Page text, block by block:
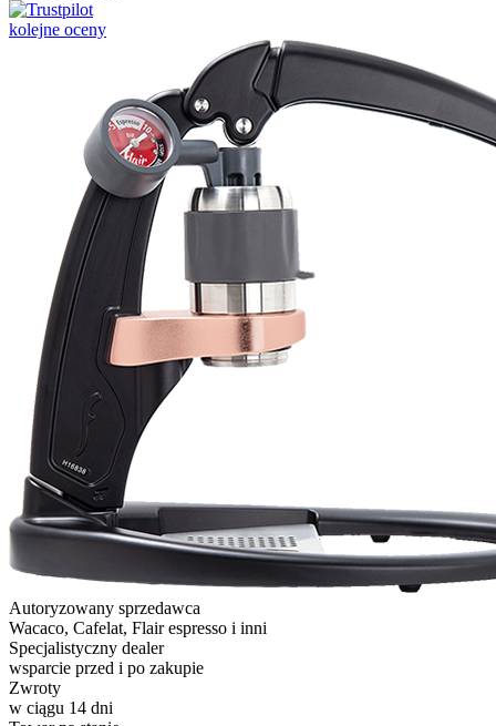
kolejne oceny
Autoryzowany sprzedawca
Wacaco, Cafelat, Flair espresso i inni
Specjalistyczny dealer
wsparcie przed i po zakupie
Zwroty
w ciągu 14 dni